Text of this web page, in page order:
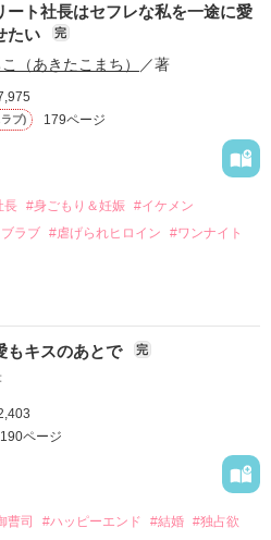
抱いていた美桜。
けに二人の関係は壊れてしまう。
桜は両親の離婚によって
も離れ離れになった。
くないと思っていた哲平に
まった。
た哲平は
と真っ直ぐに告げてきた。
いう気持ちを隠すことなく
ストーカー被害に
を提案してきて――。
ート社長はセフレな私を一途に愛
たい
完
（あきたこまち） ／著
ブ) 179ページ
長 #身ごもり＆妊娠 #イケメン
ラブ #虐げられヒロイン
#ワンナイト
場でうまくいかなかった梅田美
たところ、日本人美青年と出会
関係となる。
ワンナイトした美青年と再会。
閥御曹司にも関わらず、一族を離
、社内でも冷徹だと評判な社長
だ――！
係を命じられた美桜は、猫の世
の関係となってしまい――？
もキスのあとで 完
190ページ
曹司 #ハッピーエンド #結婚 #独占欲